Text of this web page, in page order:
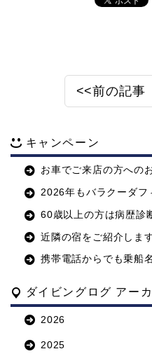
<<前の記事
キャンペーン
お車でご来店の方への
2026年もバラクーダフ
60歳以上の方は病歴診
近隣の宿をご紹介しま
携帯電話からでも乗船
ダイビングログ アー
2026
2025